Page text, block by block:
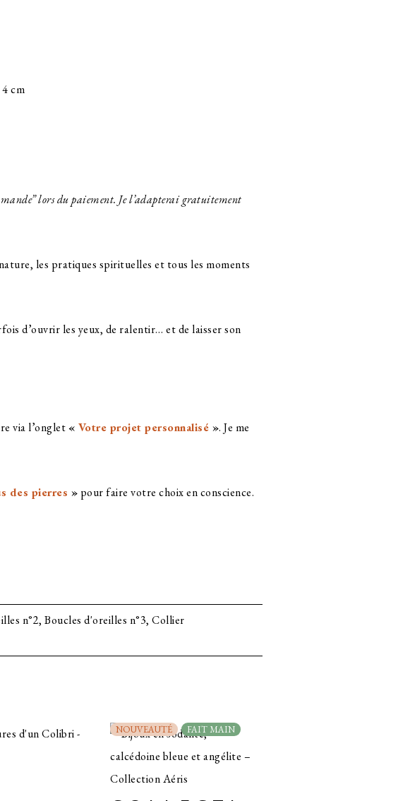
cm
lors du paiement. Je l’adapterai gratuitement
les pratiques spirituelles et tous les moments
d’ouvrir les yeux, de ralentir… et de laisser son
via l’onglet« Votre projet personnalisé ». Je me
des pierres » pour faire votre choix en conscience.
n°2, Boucles d'oreilles n°3, Collier
NOUVEAUTÉ FAIT MAIN